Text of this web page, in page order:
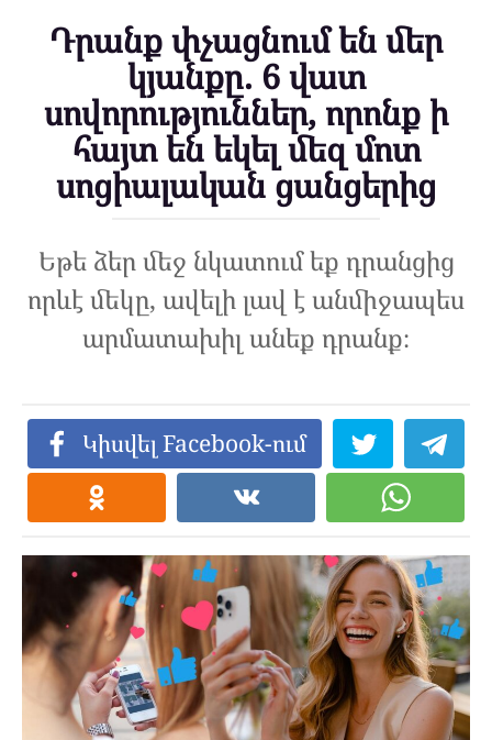
Դրանք փչացնում են մեր
կյանքը. 6 վատ
սովորություններ, որոնք ի
հայտ են եկել մեզ մոտ
սոցիալական ցանցերից
Եթե ​​ձեր մեջ նկատում եք դրանցից
որևէ մեկը, ավելի լավ է անմիջապես
արմատախիլ անեք դրանք։
Կիսվել Facebook-ում